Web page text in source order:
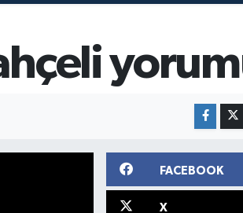
FACEBOOK
X